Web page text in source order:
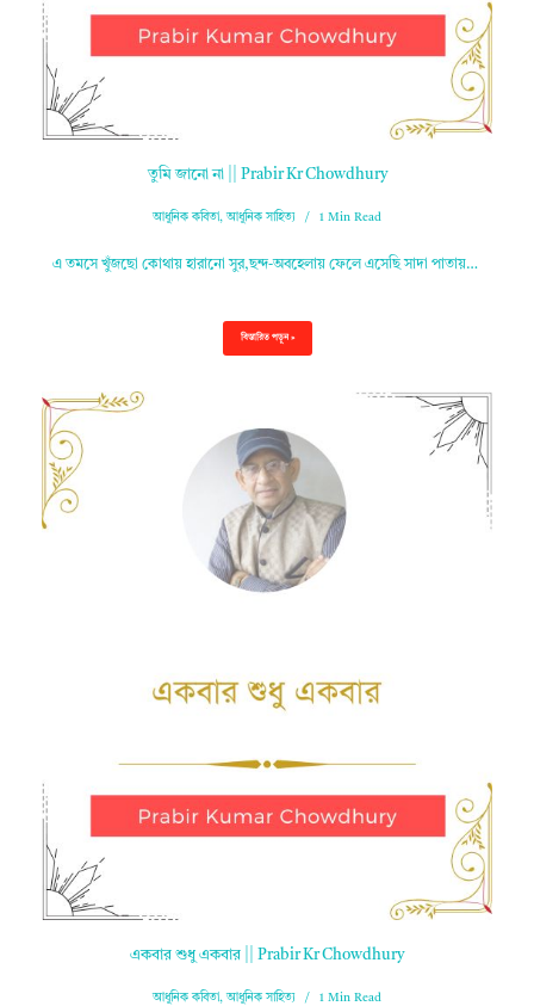
তুমি জানো না || Prabir Kr Chowdhury
আধুনিক কবিতা,আধুনিক সাহিত্য 1 Min Read
এ তমসে খুঁজছো কোথায় হারানো সুর,ছন্দ-অবহেলায় ফেলে এসেছি সাদা পাতায়…
বিস্তারিত পড়ুন »
একবার শুধু একবার || Prabir Kr Chowdhury
আধুনিক কবিতা,আধুনিক সাহিত্য 1 Min Read